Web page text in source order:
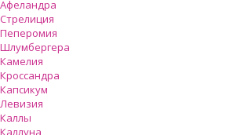
Афеландра
Стрелиция
Пеперомия
Шлумбергера
Камелия
Кроссандра
Капсикум
Левизия
Каллы
Каллуна